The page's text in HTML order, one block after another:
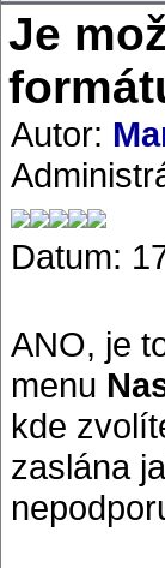
Je
Autor:
Datum:
ANO, je
menu
kde
zaslána